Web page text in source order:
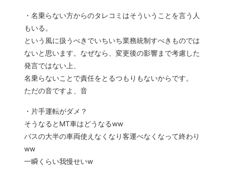
・名乗らない方からのタレコミはそういうことを言う人
もいる。
という風に扱うべきでいちいち業務統制すべきものでは
ないと思います。なぜなら、変更後の影響まで考慮した
発言ではない上、
名乗らないことで責任をとるつもりもないからです。
ただの音ですよ、音
・片手運転がダメ？
そうなるとMT車はどうなるww
バスの大半の車両使えなくなり客運べなくなって終わり
ww
一瞬くらい我慢せいw